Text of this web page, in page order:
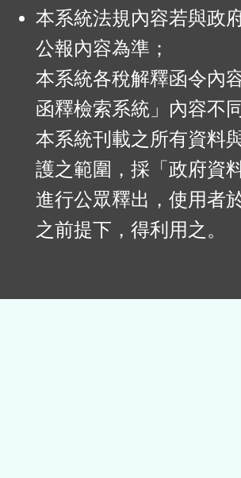
本系統法規內容若與政
公報內容為準；
本系統各稅解釋函令內
函釋檢索系統」內容不
本系統刊載之所有資料
護之範圍，採「政府資
進行公眾釋出，使用者
之前提下，得利用之。